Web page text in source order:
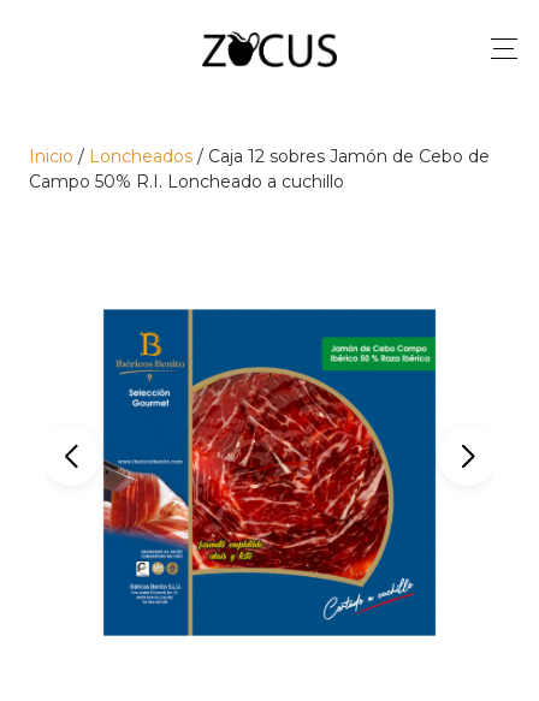
Inicio / Loncheados / Caja 12 sobres Jamón de Cebo de
Campo 50% R.I. Loncheado a cuchillo